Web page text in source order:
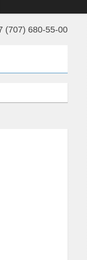
(707) 680-55-00